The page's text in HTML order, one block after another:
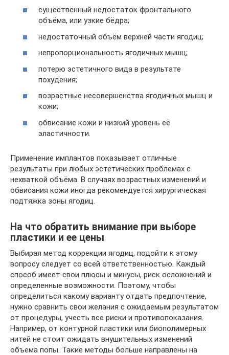
существенный недостаток фронтального
объёма, или узкие бёдра;
недостаточный объём верхней части ягодиц;
непропорциональность ягодичных мышц;
потерю эстетичного вида в результате
похудения;
возрастные несовершенства ягодичных мышц и
кожи;
обвисание кожи и низкий уровень её
эластичности.
Применение имплантов показывает отличные
результаты при любых эстетических проблемах с
нехваткой объёма. В случаях возрастных изменений и
обвисания кожи иногда рекомендуется хирургическая
подтяжка зоны ягодиц.
На что обратить внимание при выборе
пластики и ее цены
Выбирая метод коррекции ягодиц, подойти к этому
вопросу следует со всей ответственностью. Каждый
способ имеет свои плюсы и минусы, риск осложнений и
определенные возможности. Поэтому, чтобы
определиться какому варианту отдать предпочтение,
нужно сравнить свои желания с ожидаемым результатом
от процедуры, учесть все риски и противопоказания.
Например, от контурной пластики или биополимерных
нитей не стоит ожидать внушительных изменений
объема попы. Такие методы больше направлены на